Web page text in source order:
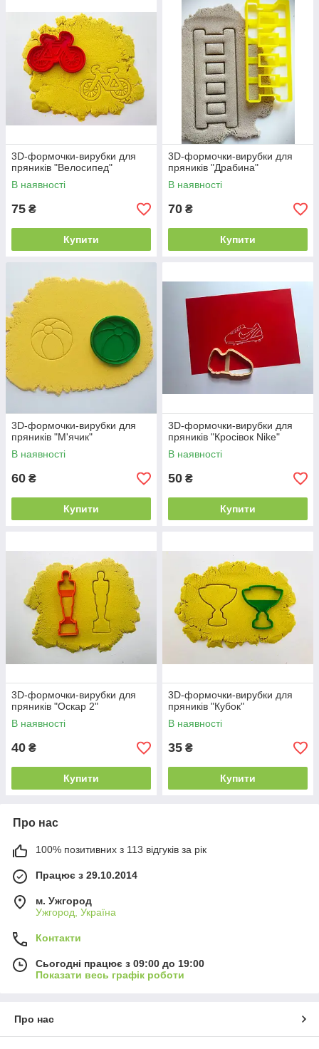
3D-формочки-вирубки для
пряників "Велосипед"
В наявності
75 ₴
Купити
3D-формочки-вирубки для
пряників "Драбина"
В наявності
70 ₴
Купити
3D-формочки-вирубки для
пряників "М'ячик"
В наявності
60 ₴
Купити
3D-формочки-вирубки для
пряників "Кросівок Nike"
В наявності
50 ₴
Купити
3D-формочки-вирубки для
пряників "Оскар 2"
В наявності
40 ₴
Купити
3D-формочки-вирубки для
пряників "Кубок"
В наявності
35 ₴
Купити
Про нас
100% позитивних з 113 відгуків за рік
Працює з 29.10.2014
м. Ужгород
Ужгород, Україна
Контакти
Сьогодні працює з 09:00 до 19:00
Показати весь графік роботи
Про нас